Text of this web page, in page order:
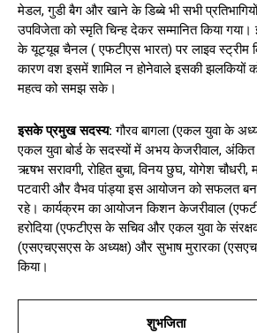
मेडल, गुडी बैग और खाने के डिब्बे भी सभी
उपविजेता को स्मृति चिन्ह देकर सम्मानित किया
के यूट्यूब चैनल ( एफटीएस भारत) पर लाइव स्ट्रीम
कारण वश इसमें शामिल न होनेवाले इसकी
महत्व को समझ सके।
इसके प्रमुख सदस्य: गौरव बागला (एकल युवा के
एकल युवा बोर्ड के सदस्यों में अभय केजरीवाल, अंकित
ऋषभ सरावगी, रोहित बुचा, विनय छुघ, योगेश चौधरी,
पटवारी और वैभव पांड्या इस आयोजन को सफलत
रहे। कार्यक्रम का आयोजन किशन केजरीवाल
हरोदिया (एफटीएस के सचिव और एकल युवा के
(एसएचएसएस के अध्यक्ष) और सुभाष मुरारका
किया।
शुभजिता